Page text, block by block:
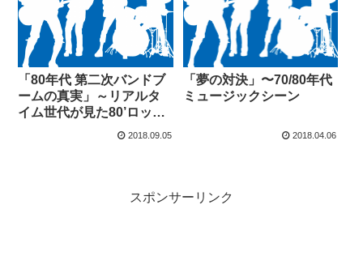
「80年代 第二次バンドブ
ームの真実」～リアルタ
イム世代が見た80’ロック
2018.09.05
「夢の対決」〜70/80年代
ミュージックシーン
2018.04.06
スポンサーリンク